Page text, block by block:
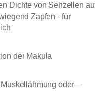
Dichte von Sehzellen
Zapfen - für
der Makula
Muskellähmung oder—